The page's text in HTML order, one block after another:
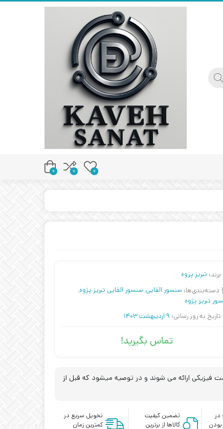
0
0
0
برند: تبریز پزوه
دسته‌بندی‌ها: سنسور القایی, سنسور القایی تبریز پژوه,
تبریز پژوه
تاریخ به روز رسانی: 9 اردیبهشت 1403
تماس بگیرید!
فیزیکی ارائه می شوند و در توصیه میشود که قبل از
تضمین کیفیت
کالاها از برترین
تحویل سریع در
کمترین زمان